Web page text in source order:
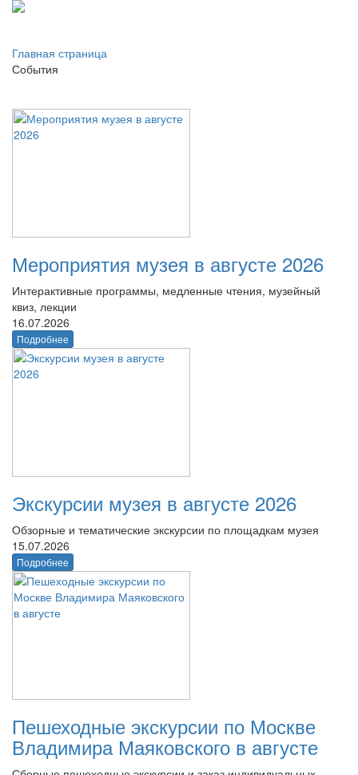
Главная страница
События
Мероприятия музея в августе 2026
Интерактивные программы, медленные чтения, музейный
квиз, лекции
16.07.2026
Подробнее
Экскурсии музея в августе 2026
Обзорные и тематические экскурсии по площадкам музея
15.07.2026
Подробнее
Пешеходные экскурсии по Москве
Владимира Маяковского в августе